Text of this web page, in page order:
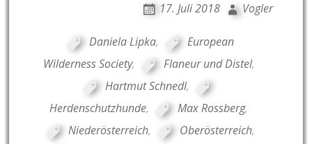
17. Juli 2018 Vogler
Daniela Lipka,
European
Wilderness Society, Flaneur und Distel,
Hartmut Schnedl,
Herdenschutzhunde, Max Rossberg,
Niederösterreich, Oberösterreich,